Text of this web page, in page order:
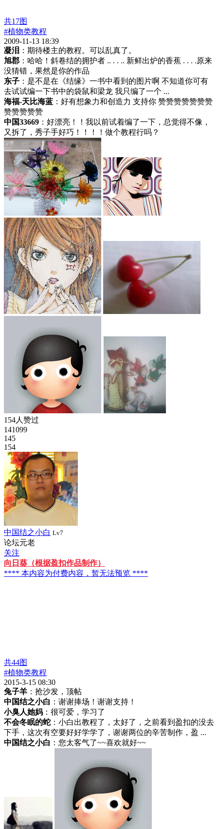
共17图
#植物类教程
2009-11-13 18:39
凝泪 ：期待楼主的教程。可以乱真了。
旭郡 ：哈哈！斜卷结的拥护者 .. . . .. 新鲜出炉的香蕉 . . . .原来
没猜错，果然是你的作品
东子 ：是不是在《结缘》一书中看到的图片啊 不知道你可有
去试试编一下书中的袋鼠和梁龙 我只编了一个 ...
海福-天比海蓝 ：好有想象力和创造力 支持你 赞赞赞赞赞赞赞
赞赞赞赞赞
中国33669 ：好漂亮！！我以前试着编了一下，总觉得不像，
又拆了，秀子手好巧！！！！做个教程行吗？
154人赞过
141099
145
154
中国结之小白 Lv7
论坛元老
关注
向日葵（根据盈扣作品制作）
**** 本内容为付费内容，暂无法预览 ****
共44图
#植物类教程
2015-3-15 08:30
兔子羊 ：抢沙发，顶帖
中国结之小白 ：谢谢捧场！谢谢支持！
小臭人她妈 ：很可爱，学习了
不会冬眠的蛇 ：小白出教程了，太好了，之前看到盈扣的没去
下手，这次有空要好好学学了，谢谢两位的辛苦制作，盈 ...
中国结之小白 ：您太客气了~~喜欢就好~~